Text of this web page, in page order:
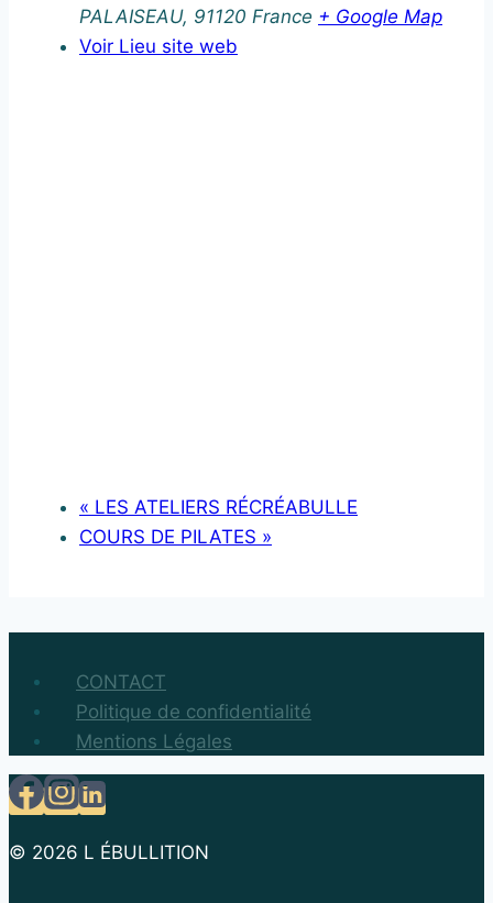
PALAISEAU, 91120 France + Google Map
Voir Lieu site web
« LES ATELIERS RÉCRÉABULLE
COURS DE PILATES »
CONTACT
Politique de confidentialité
Mentions Légales
© 2026 L ÉBULLITION